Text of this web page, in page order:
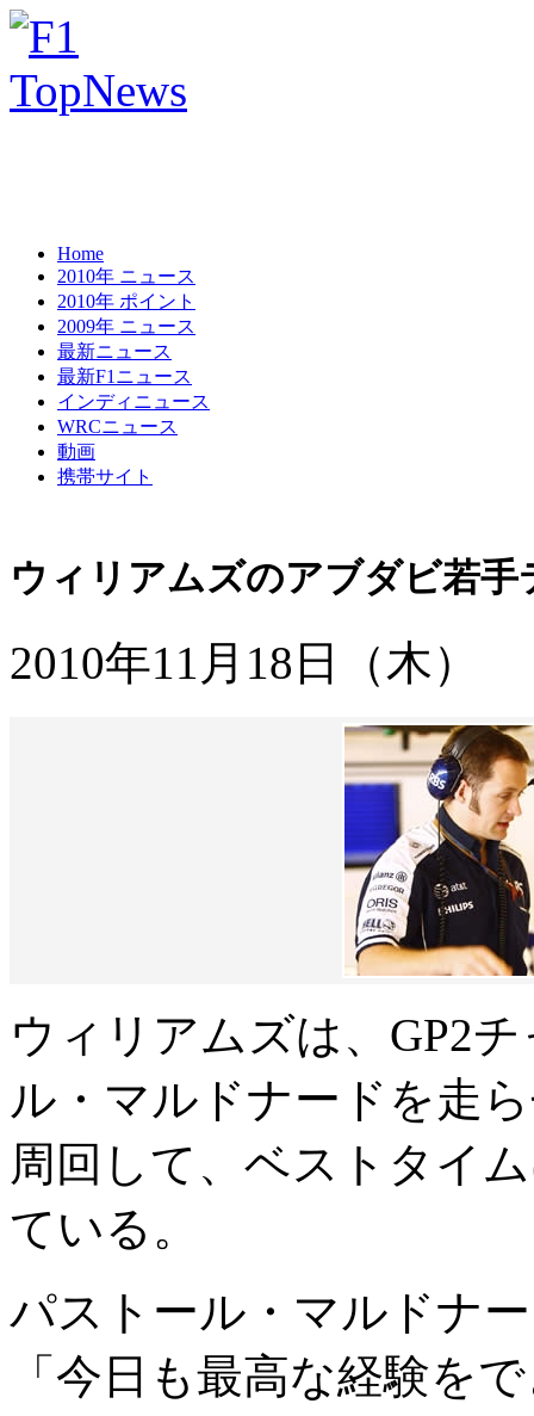
Home
2010年 ニュース
2010年 ポイント
2009年 ニュース
最新ニュース
最新F1ニュース
インディニュース
WRCニュース
動画
携帯サイト
ウィリアムズのアブダビ若手
2010年11月18日（木）
ウィリアムズは、GP2
ル・マルドナードを走
周回して、ベストタイ
ている。
パストール・マルドナ
「今日も最高な経験を